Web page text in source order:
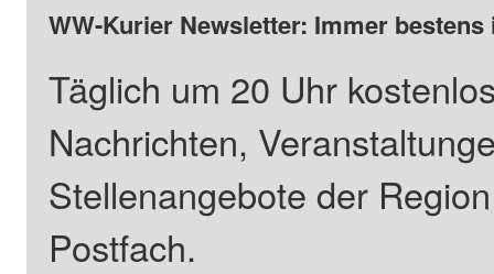
WW-Kurier Newsletter: Immer
Täglich um 20 Uhr
Nachrichten,
Stellenangebote der
Postfach.